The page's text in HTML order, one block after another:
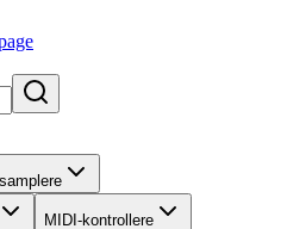
MIDI-kontrollere